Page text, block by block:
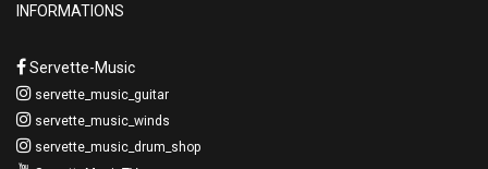
INFORMATIONS
Servette-Music
servette_music_guitar
servette_music_winds
servette_music_drum_shop